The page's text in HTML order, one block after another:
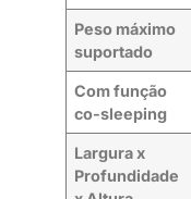
Peso máximo
suportado
Com função
co-sleeping
Largura x
Profundidade